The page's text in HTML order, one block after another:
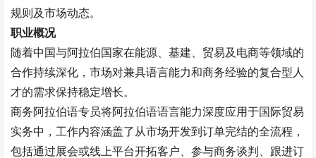
规则及市场动态。
职业概况
随着中国与阿拉伯国家在能源、基建、贸易及电商等领域的
合作持续深化，市场对兼具语言能力和商务经验的复合型人
才的需求保持稳定增长。
商务阿拉伯语专员将阿拉伯语语言能力深度应用于国际贸易
实务中，工作内容涵盖了从市场开发到订单完结的全流程，
包括通过展会或线上平台开拓客户、参与商务谈判、跟进订